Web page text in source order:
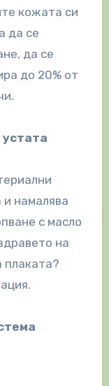
кожата си
да се
да се
до 20% от
намалява
с масло
на
плаката?